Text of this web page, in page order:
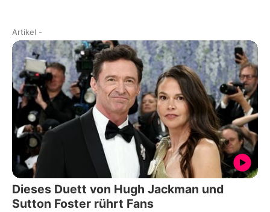
Artikel -
Dieses Duett von Hugh Jackman und
Sutton Foster rührt Fans